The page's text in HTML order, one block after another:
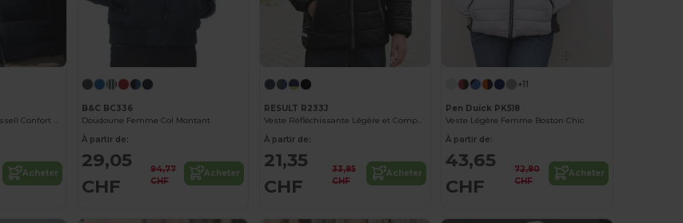
Veste Duvet Homme Russell Confort Hiver
Acheter
B&C BC336
Doudoune Femme Col Montant
À partir de:
29,05
CHF
94,77
CHF
Acheter
RESULT R233J
Veste Réfléchissante Légère et Compacte
À partir de:
21,35
CHF
33,85
CHF
Acheter
+11
Pen Duick PK518
Veste Légère Femme Boston Chic
À partir de:
43,65
CHF
72,80
CHF
Acheter